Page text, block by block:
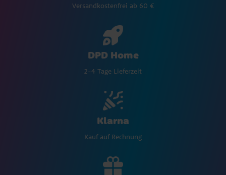
Versandkostenfrei ab 60 €
DPD Home
2-4 Tage Lieferzeit
Klarna
Kauf auf Rechnung